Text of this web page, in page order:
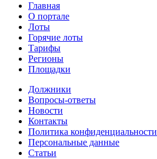
Главная
О портале
Лоты
Горячие лоты
Тарифы
Регионы
Площадки
Должники
Вопросы-ответы
Новости
Контакты
Политика конфиденциальности
Персональные данные
Статьи